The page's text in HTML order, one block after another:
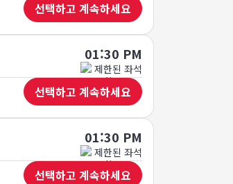
선택하고 계속하세요
01:30 PM
제한된 좌석
선택하고 계속하세요
01:30 PM
제한된 좌석
선택하고 계속하세요